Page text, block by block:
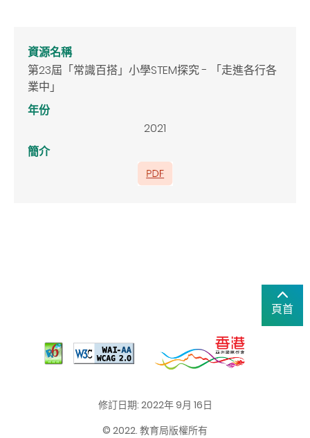
資源名稱
第23屆「常識百搭」小學STEM探究 - 「走進各行各
業中」
年份
2021
簡介
頁首
修訂日期: 2022年 9月 16日
© 2022. 教育局版權所有